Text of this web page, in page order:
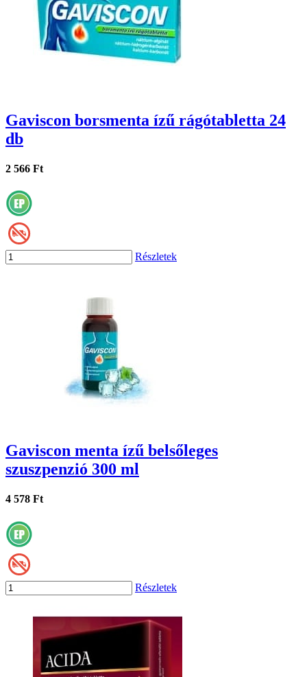
Gaviscon borsmenta ízű rágótabletta 24
db
2 566 Ft
Részletek
Gaviscon menta ízű belsőleges
szuszpenzió 300 ml
4 578 Ft
Részletek